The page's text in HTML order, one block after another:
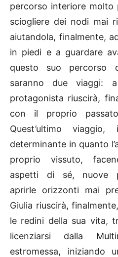
percorso interiore
sciogliere dei nodi mai
aiutandola, finalmente,
in piedi e a guardare
questo suo percorso
saranno due viaggi:
protagonista riuscirà,
con il proprio
Quest’ultimo
determinante in quanto
proprio vissuto,
aspetti di sé, nuove
aprirle orizzonti mai
Giulia riuscirà,
le redini della sua vita,
licenziarsi dalla
estromessa, iniziando